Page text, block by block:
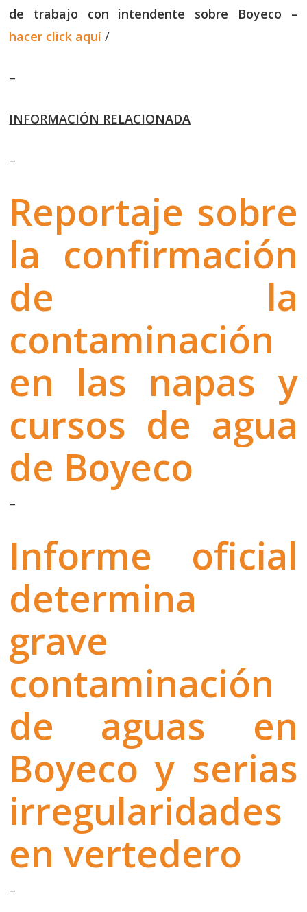
de trabajo con intendente sobre Boyeco –
hacer click aquí /
–
INFORMACIÓN RELACIONADA
–
Reportaje sobre
la confirmación
de la
contaminación
en las napas y
cursos de agua
de Boyeco
–
Informe oficial
determina
grave
contaminación
de aguas en
Boyeco y serias
irregularidades
en vertedero
–